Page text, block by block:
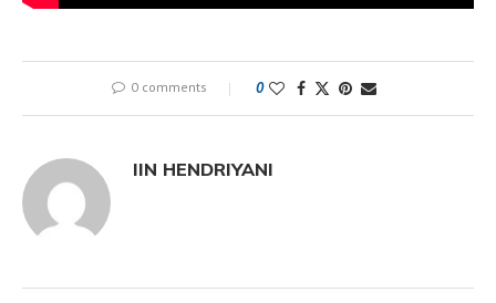
0 comments 0
IIN HENDRIYANI